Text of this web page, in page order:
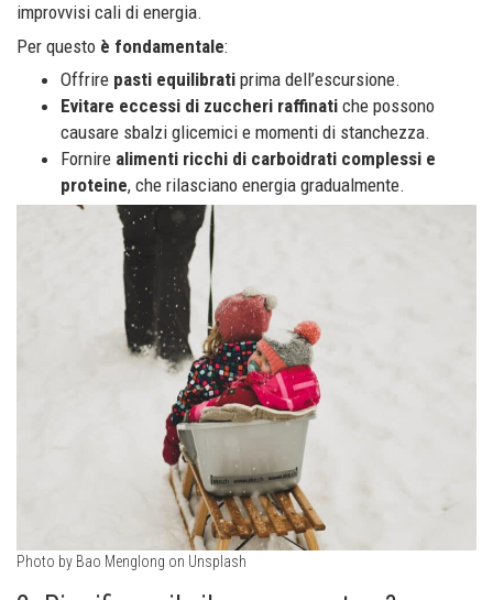
improvvisi cali di energia.
Per questo è fondamentale:
Offrire pasti equilibrati prima dell’escursione.
Evitare eccessi di zuccheri raffinati che possono
causare sbalzi glicemici e momenti di stanchezza.
Fornire alimenti ricchi di carboidrati complessi e
proteine, che rilasciano energia gradualmente.
Photo by Bao Menglong on Unsplash